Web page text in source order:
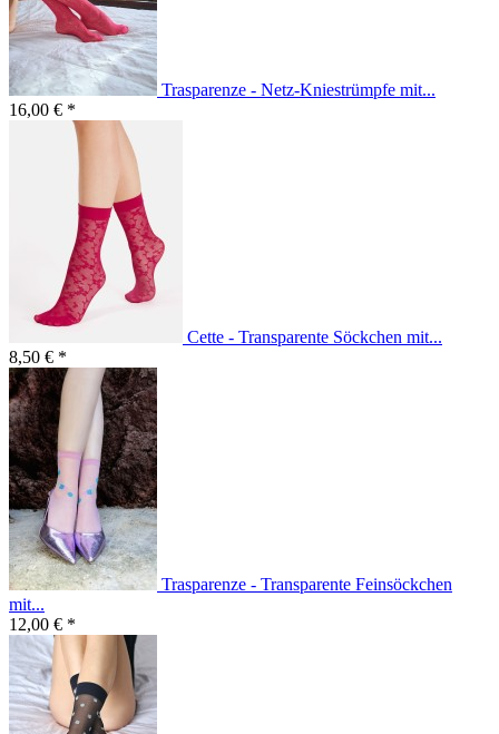
Trasparenze - Netz-Kniestrümpfe mit...
16,00 € *
Cette - Transparente Söckchen mit...
8,50 € *
Trasparenze - Transparente Feinsöckchen
mit...
12,00 € *